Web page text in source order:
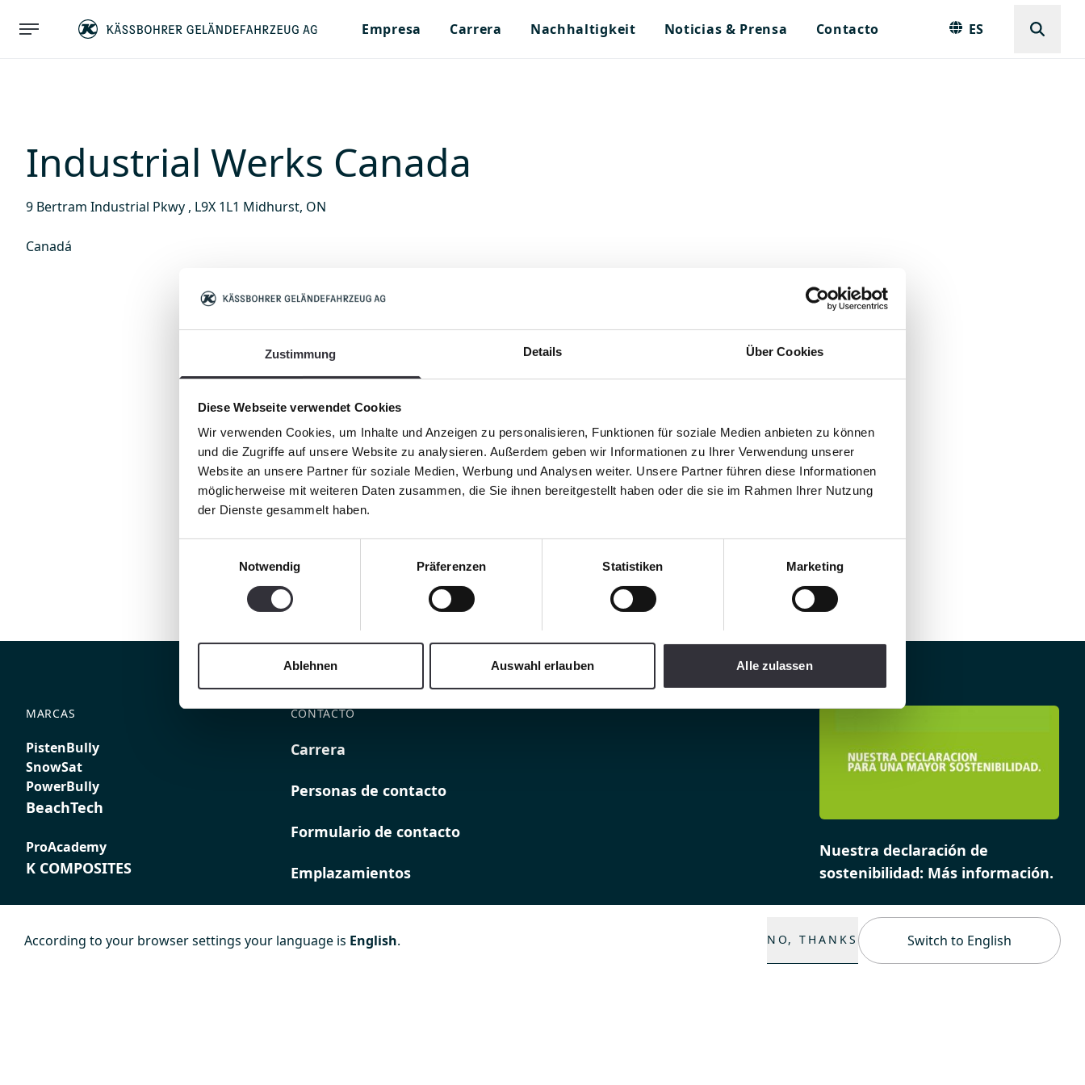
Zustimmung Details Über Cookies
Diese Webseite verwendet Cookies
Wir verwenden Cookies, um Inhalte und Anzeigen zu personalisieren, Funktionen für soziale Medien anbieten zu können
und die Zugriffe auf unsere Website zu analysieren. Außerdem geben wir Informationen zu Ihrer Verwendung unserer
Website an unsere Partner für soziale Medien, Werbung und Analysen weiter. Unsere Partner führen diese Informationen
möglicherweise mit weiteren Daten zusammen, die Sie ihnen bereitgestellt haben oder die sie im Rahmen Ihrer Nutzung
der Dienste gesammelt haben.
Notwendig
Präferenzen Statistiken Marketing
Ablehnen Auswahl erlauben Alle zulassen
Empresa Carrera Nachhaltigkeit Noticias & Prensa Contacto ES
Industrial Werks Canada
9 Bertram Industrial Pkwy , L9X 1L1 Midhurst, ON
Canadá
MARCAS
PistenBully
SnowSat
PowerBully
BeachTech
ProAcademy
K COMPOSITES
CONTACTO
Carrera
Personas de contacto
Formulario de contacto
Emplazamientos
Nuestra declaración de
sostenibilidad: Más información.
According to your browser settings your language is English. NO, THANKS Switch to English